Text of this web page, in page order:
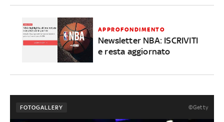
APPROFONDIMENTO
Newsletter NBA: ISCRIVITI
e resta aggiornato
FOTOGALLERY ©Getty